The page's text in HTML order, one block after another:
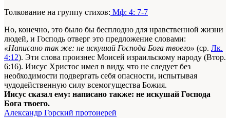
Толкование на группу стихов: Мф: 4: 7-7
Но, конечно, это было бы бесплодно для нравственной жизни
людей, и Господь отверг это предложение словами:
«Написано так же: не искушай Господа Бога твоего» (ср. Лк.
4:12). Эти слова произнес Моисей израильскому народу (Втор.
6:16). Иисус Христос имел в виду, что не следует без
необходимости подвергать себя опасности, испытывая
чудодейственную силу всемогущества Божия.
Иисус сказал ему: написано также: не искушай Господа
Бога твоего.
Александр Горский протоиерей